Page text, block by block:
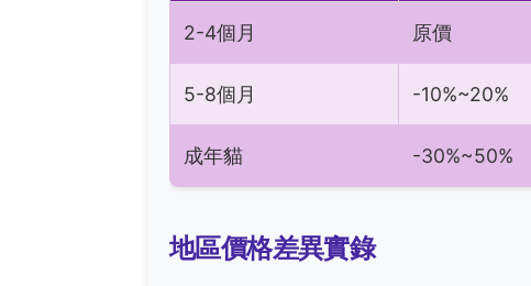
2-4個月 原價
5-8個月 -10%~20%
成年貓 -30%~50%
地區價格差異實錄